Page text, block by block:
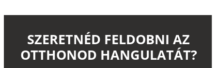
SZERETNÉD FELDOBNI AZ
OTTHONOD HANGULATÁT?